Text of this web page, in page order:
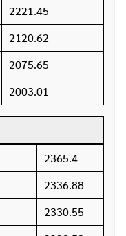
2221.45
2120.62
2075.65
2003.01
2365.4
2336.88
2330.55